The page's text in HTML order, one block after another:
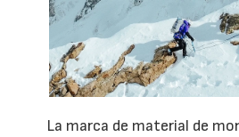
La marca de material de